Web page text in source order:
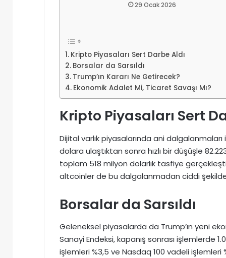
29 Ocak 2026
Kripto Piyasaları Sert Darbe Aldı
Borsalar da Sarsıldı
Trump’ın Kararı Ne Getirecek?
Ekonomik Adalet Mi, Ticaret Savaşı Mı?
Kripto Piyasaları Sert
Dijital varlık piyasalarında ani
dolara ulaştıktan sonra hızlı bir düşüşle
toplam 518 milyon dolarlık tasfiye
altcoinler de bu dalgalanmadan ciddi
Borsalar da Sarsıldı
Geleneksel piyasalarda da Trump’ın yeni
Sanayi Endeksi, kapanış sonrası işlemlerde
işlemleri %3,5 ve Nasdaq 100 vadeli